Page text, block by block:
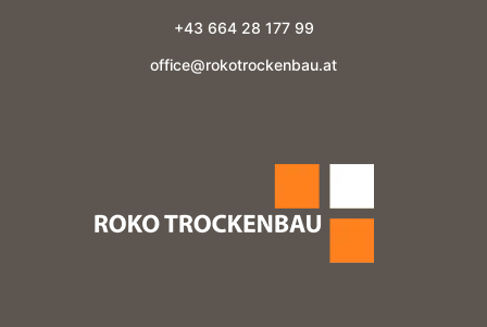
+43 664 28 177 99
office@rokotrockenbau.at